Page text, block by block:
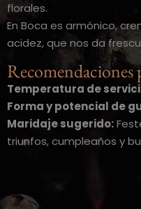
florales.
En Boca es armónico,
acidez, que nos da
Recomendaciones
Temperatura de
Forma y potencial de
Maridaje sugerido:
triunfos, cumpleaños y